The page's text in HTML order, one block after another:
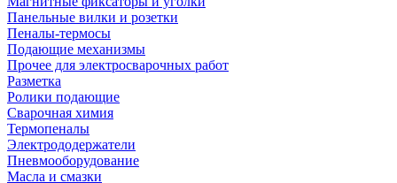
Панельные вилки и розетки
Пеналы-термосы
Подающие механизмы
Прочее для электросварочных работ
Разметка
Ролики подающие
Сварочная химия
Термопеналы
Электрододержатели
Пневмооборудование
Масла и смазки